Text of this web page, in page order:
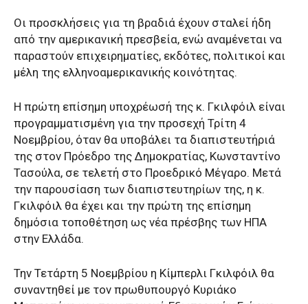
Οι προσκλήσεις για τη βραδιά έχουν σταλεί ήδη
από την αμερικανική πρεσβεία, ενώ αναμένεται να
παραστούν επιχειρηματίες, εκδότες, πολιτικοί και
μέλη της ελληνοαμερικανικής κοινότητας.
Η πρώτη επίσημη υποχρέωσή της κ. Γκιλφόιλ είναι
προγραμματισμένη για την προσεχή Τρίτη 4
Νοεμβρίου, όταν θα υποβάλει τα διαπιστευτήριά
της στον Πρόεδρο της Δημοκρατίας, Κωνσταντίνο
Τασούλα, σε τελετή στο Προεδρικό Μέγαρο. Μετά
την παρουσίαση των διαπιστευτηρίων της, η κ.
Γκιλφόιλ θα έχει και την πρώτη της επίσημη
δημόσια τοποθέτηση ως νέα πρέσβης των ΗΠΑ
στην Ελλάδα.
Την Τετάρτη 5 Νοεμβρίου η Κίμπερλι Γκιλφόιλ θα
συναντηθεί με τον πρωθυπουργό Κυριάκο